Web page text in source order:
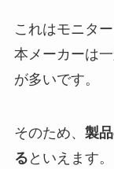
これはモニタ
本メーカーは
が多いです。
そのため、 製
る といえます。